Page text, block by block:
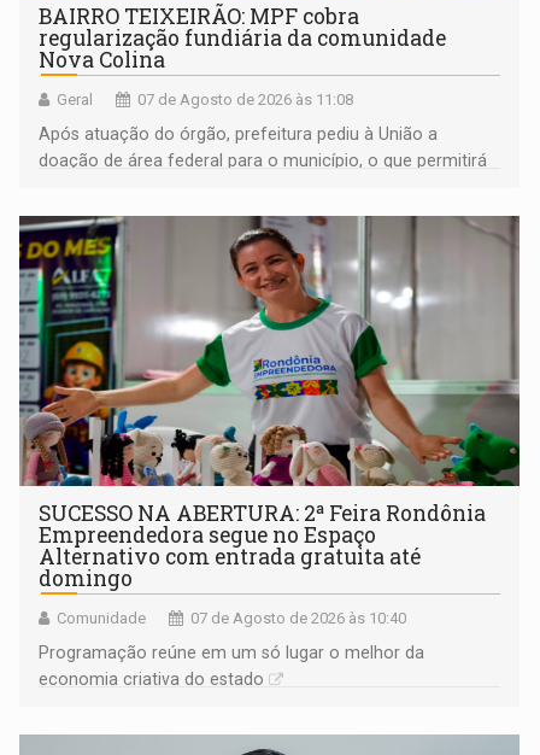
BAIRRO TEIXEIRÃO: MPF cobra
regularização fundiária da comunidade
Nova Colina
Geral 07 de Agosto de 2026 às 11:08
Após atuação do órgão, prefeitura pediu à União a
doação de área federal para o município, o que permitirá
SUCESSO NA ABERTURA: 2ª Feira Rondônia
Empreendedora segue no Espaço
Alternativo com entrada gratuita até
domingo
Comunidade 07 de Agosto de 2026 às 10:40
Programação reúne em um só lugar o melhor da
economia criativa do estado